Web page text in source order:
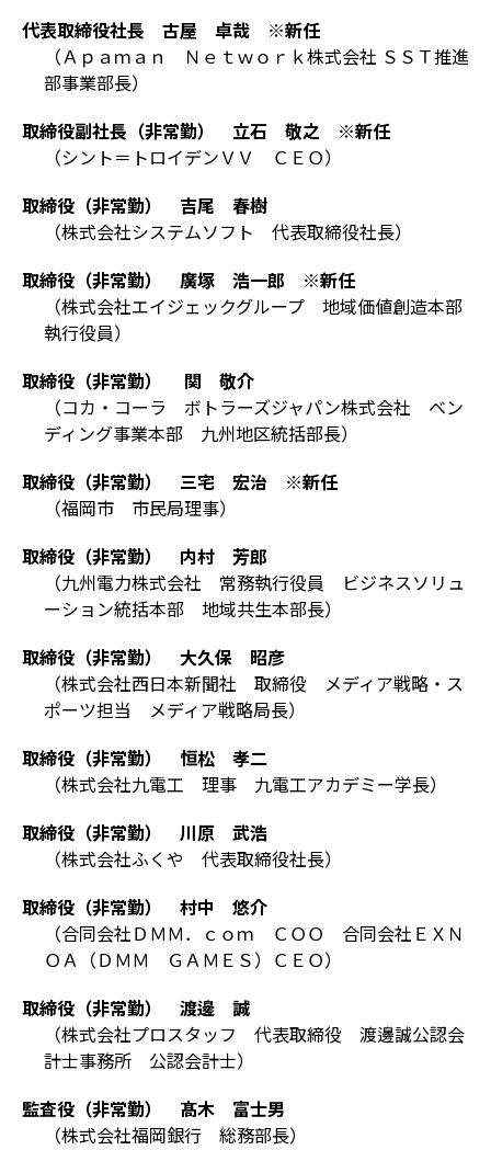
代表取締役社長 古屋 卓哉 ※新任
（Ａｐａｍａｎ Ｎｅｔｗｏｒｋ株式会社 ＳＳＴ推進
部事業部長）
取締役副社長（非常勤） 立石 敬之 ※新任
（シント＝トロイデンＶＶ ＣＥＯ）
取締役（非常勤） 吉尾 春樹
（株式会社システムソフト 代表取締役社長）
取締役（非常勤） 廣塚 浩一郎 ※新任
（株式会社エイジェックグループ 地域価値創造本部
執行役員）
取締役（非常勤） 関 敬介
（コカ・コーラ ボトラーズジャパン株式会社 ベン
ディング事業本部 九州地区統括部長）
取締役（非常勤） 三宅 宏治 ※新任
（福岡市 市民局理事）
取締役（非常勤） 内村 芳郎
（九州電力株式会社 常務執行役員 ビジネスソリュ
ーション統括本部 地域共生本部長）
取締役（非常勤） 大久保 昭彦
（株式会社西日本新聞社 取締役 メディア戦略・ス
ポーツ担当 メディア戦略局長）
取締役（非常勤） 恒松 孝二
（株式会社九電工 理事 九電工アカデミー学長）
取締役（非常勤） 川原 武浩
（株式会社ふくや 代表取締役社長）
取締役（非常勤） 村中 悠介
（合同会社ＤＭＭ．ｃｏｍ ＣＯＯ 合同会社ＥＸＮ
ＯＡ（ＤＭＭ ＧＡＭＥＳ）ＣＥＯ）
取締役（非常勤） 渡邊 誠
（株式会社プロスタッフ 代表取締役 渡邊誠公認会
計士事務所 公認会計士）
監査役（非常勤） 髙木 富士男
（株式会社福岡銀行 総務部長）